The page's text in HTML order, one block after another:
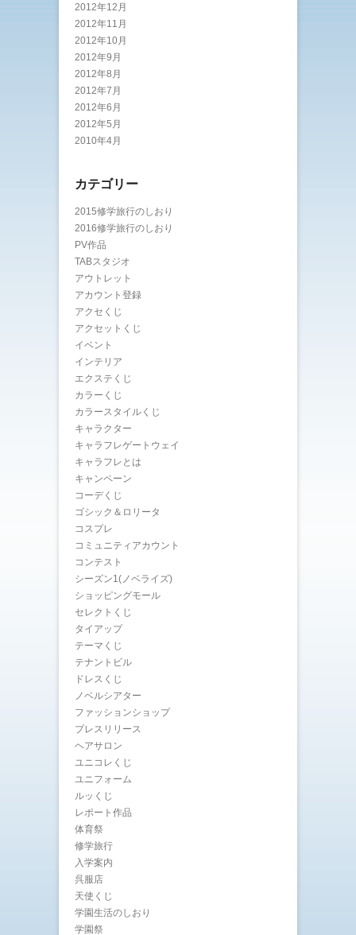
2012年12月
2012年11月
2012年10月
2012年9月
2012年8月
2012年7月
2012年6月
2012年5月
2010年4月
カテゴリー
2015修学旅行のしおり
2016修学旅行のしおり
PV作品
TABスタジオ
アウトレット
アカウント登録
アクセくじ
アクセットくじ
イベント
インテリア
エクステくじ
カラーくじ
カラースタイルくじ
キャラクター
キャラフレゲートウェイ
キャラフレとは
キャンペーン
コーデくじ
ゴシック＆ロリータ
コスプレ
コミュニティアカウント
コンテスト
シーズン1(ノベライズ)
ショッピングモール
セレクトくじ
タイアップ
テーマくじ
テナントビル
ドレスくじ
ノベルシアター
ファッションショップ
プレスリリース
ヘアサロン
ユニコレくじ
ユニフォーム
ルッくじ
レポート作品
体育祭
修学旅行
入学案内
呉服店
天使くじ
学園生活のしおり
学園祭